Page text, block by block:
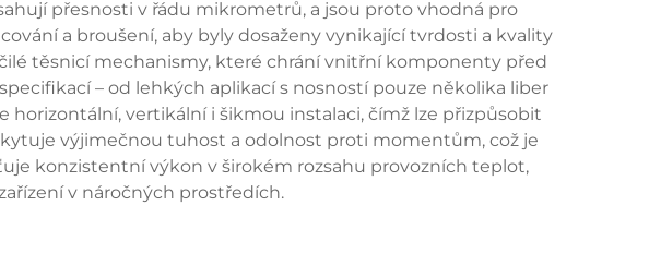
přesnosti v řádu mikrometrů, a jsou proto vhodná pro
a broušení, aby byly dosaženy vynikající tvrdosti a kvality
těsnicí mechanismy, které chrání vnitřní komponenty před
– od lehkých aplikací s nosností pouze několika liber
vertikální i šikmou instalaci, čímž lze přizpůsobit
výjimečnou tuhost a odolnost proti momentům, což je
konzistentní výkon v širokém rozsahu provozních teplot,
v náročných prostředích.